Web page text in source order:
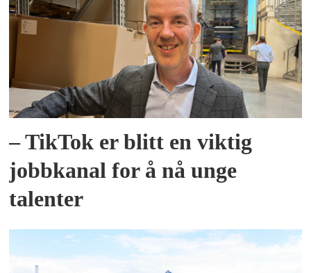
– TikTok er blitt en viktig
jobbkanal for å nå unge
talenter